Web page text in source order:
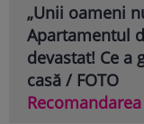
„Unii oameni
Apartamentul
devastat! Ce a
casă / FOTO